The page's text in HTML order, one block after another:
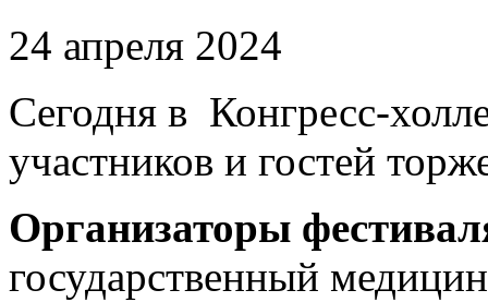
24 апреля 2024
Сегодня в Конгресс-
участников и гостей
Организаторы
государственный